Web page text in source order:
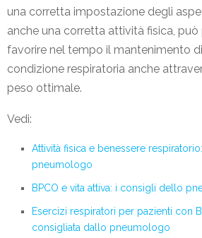
una corretta impostazione degli
anche una corretta attività fisica,
favorire nel tempo il mantenimento
condizione respiratoria anche
peso ottimale.
Vedi:
Attività fisica e benessere
pneumologo
BPCO e vita attiva: i consigli dello
Esercizi respiratori per pazienti con
consigliata dallo pneumologo